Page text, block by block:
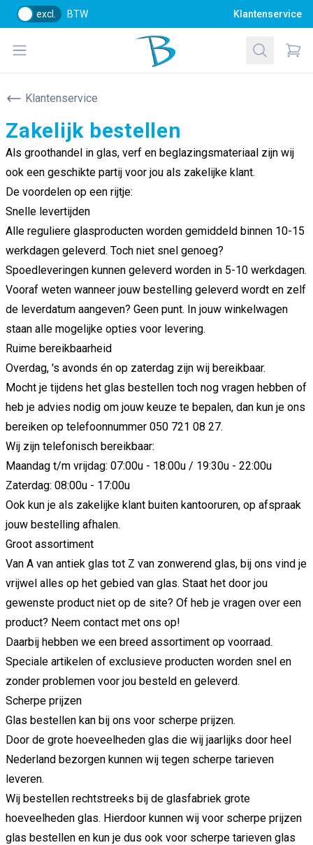
excl. BTW Klantenservice
Open menu
Bol Glascentrum B.V.
Zoeken
Klantenservice
Zakelijk bestellen
Als groothandel in glas, verf en beglazingsmateriaal zijn wij
ook een geschikte partij voor jou als zakelijke klant.
De voordelen op een rijtje:
Snelle levertijden
Alle reguliere glasproducten worden gemiddeld binnen 10-15
werkdagen geleverd. Toch niet snel genoeg?
Spoedleveringen kunnen geleverd worden in 5-10 werkdagen.
Vooraf weten wanneer jouw bestelling geleverd wordt en zelf
de leverdatum aangeven? Geen punt. In jouw winkelwagen
staan alle mogelijke opties voor levering.
Ruime bereikbaarheid
Overdag, 's avonds én op zaterdag zijn wij bereikbaar.
Mocht je tijdens het glas bestellen toch nog vragen hebben of
heb je advies nodig om jouw keuze te bepalen, dan kun je ons
bereiken op telefoonnummer 050 721 08 27.
Wij zijn telefonisch bereikbaar:
Maandag t/m vrijdag: 07:00u - 18:00u / 19:30u - 22:00u
Zaterdag: 08:00u - 17:00u
Ook kun je als zakelijke klant buiten kantooruren, op afspraak
jouw bestelling afhalen.
Groot assortiment
Van A van antiek glas tot Z van zonwerend glas, bij ons vind je
vrijwel alles op het gebied van glas. Staat het door jou
gewenste product niet op de site? Of heb je vragen over een
product? Neem contact met ons op!
Daarbij hebben we een breed assortiment op voorraad.
Speciale artikelen of exclusieve producten worden snel en
zonder problemen voor jou besteld en geleverd.
Scherpe prijzen
Glas bestellen kan bij ons voor scherpe prijzen.
Door de grote hoeveelheden glas die wij jaarlijks door heel
Nederland bezorgen kunnen wij tegen scherpe tarieven
leveren.
Wij bestellen rechtstreeks bij de glasfabriek grote
hoeveelheden glas. Hierdoor kunnen wij voor scherpe prijzen
glas bestellen en kun je dus ook voor scherpe tarieven glas